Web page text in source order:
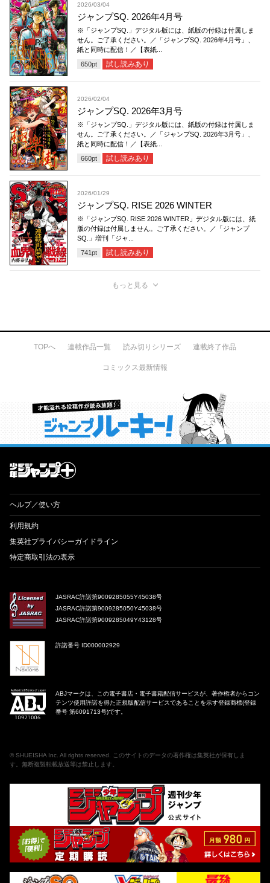
2026/03/04
ジャンプSQ. 2026年4月号
※「ジャンプSQ.」デジタル版には、紙版の付録は付属しま
せん。ご了承ください。／「ジャンプSQ. 2026年4月号」、
紙と同時に配信！／【表紙...
650pt 試し読みあり
2026/02/04
ジャンプSQ. 2026年3月号
※「ジャンプSQ.」デジタル版には、紙版の付録は付属しま
せん。ご了承ください。／「ジャンプSQ. 2026年3月号」、
紙と同時に配信！／【表紙...
660pt 試し読みあり
2026/01/29
ジャンプSQ. RISE 2026 WINTER
※「ジャンプSQ. RISE 2026 WINTER」デジタル版には、紙
版の付録は付属しません。ご了承ください。／「ジャンプ
SQ.」増刊「ジャ...
741pt 試し読みあり
もっと見る
TOPへ 連載作品一覧 読み切りシリーズ 連載終了作品
コミックス最新情報
才能溢れる投稿作が読み放題！ ジャンプルーキー！
ヘルプ／使い方
利用規約
集英社プライバシーガイドライン
特定商取引法の表示
JASRAC許諾第9009285055Y45038号
JASRAC許諾第9009285050Y45038号
JASRAC許諾第9009285049Y43128号
許諾番号 ID000002929
ABJマークは、この電子書店・電子書籍配信サービスが、著作権者からコン
テンツ使用許諾を得た正規版配信サービスであることを示す登録商標(登録
番号 第6091713号)です。
© SHUEISHA Inc . All rights reserved. このサイトのデータの著作権は集英社が保有しま
す。無断複製転載放送等は禁止します。